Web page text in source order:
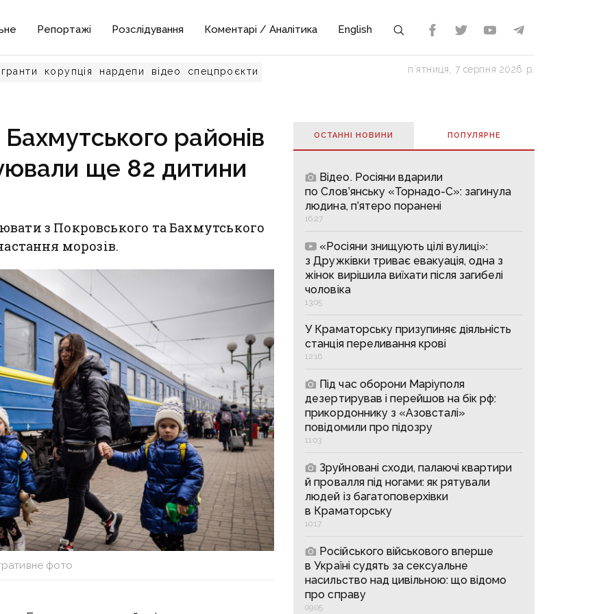
Репортажі Розслідування Коментарі / Аналітика English
гранти корупція нардепи відео спецпроєкти пʼятниця, 7 серпня 2026 р.
районів
ще 82 дитини
з Покровського та Бахмутського
морозів.
фото
ОСТАННІ НОВИНИ ПОПУЛЯРНE
Відео. Росіяни вдарили
по Слов’янську «Торнадо-С»: загинула
людина, п’ятеро поранені
16:27
«Росіяни знищують цілі вулиці»:
з Дружківки триває евакуація, одна з
жінок вирішила виїхати після загибелі
чоловіка
13:05
У Краматорську призупиняє діяльність
станція переливання крові
12:16
Під час оборони Маріуполя
дезертирував і перейшов на бік рф:
прикордоннику з «Азовсталі»
повідомили про підозру
11:03
Зруйновані сходи, палаючі квартири
й провалля під ногами: як рятували
людей із багатоповерхівки
в Краматорську
10:17
Російського військового вперше
в Україні судять за сексуальне
насильство над цивільною: що відомо
про справу
09:05